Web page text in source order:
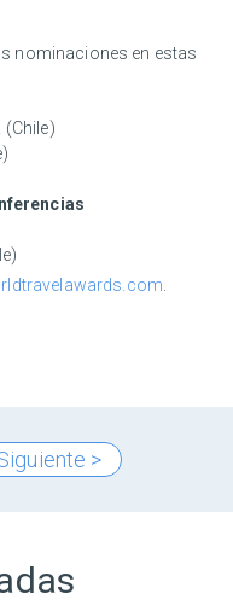
nominaciones en estas
(Chile)
>